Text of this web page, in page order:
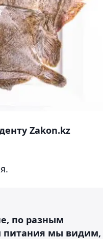
Zakon.kz
по разным
питания мы видим,